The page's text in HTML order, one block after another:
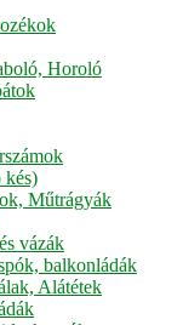
Horoló
kés)
Műtrágyák
vázák
balkonládák
Alátétek